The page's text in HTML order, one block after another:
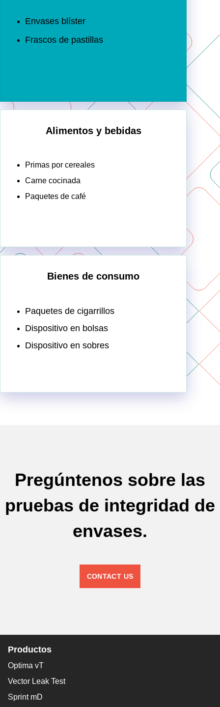
Envases blíster
Frascos de pastillas
Alimentos y bebidas
Primas por cereales
Carne cocinada
Paquetes de café
Bienes de consumo
Paquetes de cigarrillos
Dispositivo en bolsas
Dispositivo en sobres
Pregúntenos sobre las
pruebas de integridad de
envases.
CONTACT US
Productos
Optima vT
Vector Leak Test
Sprint mD